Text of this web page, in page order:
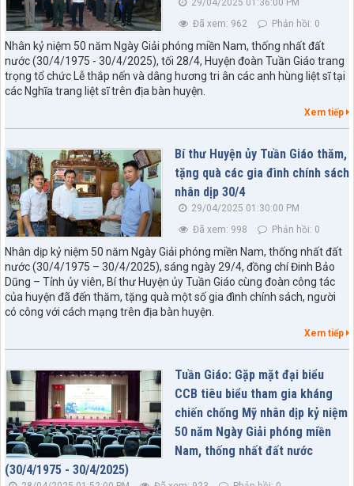
Đã xem: 962
Phản hồi: 0
Nhân kỷ niệm 50 năm Ngày Giải phóng miền Nam, thống nhất đất
nước (30/4/1975 - 30/4/2025), tối 28/4, Huyện đoàn Tuần Giáo trang
trọng tổ chức Lễ thắp nến và dâng hương tri ân các anh hùng liệt sĩ tại
các Nghĩa trang liệt sĩ trên địa bàn huyện.
Xem tiếp
Bí thư Huyện ủy Tuần Giáo thăm,
tặng quà các gia đình chính sách
nhân dịp 30/4
29/04/2025 01:30:00 PM
Đã xem: 998
Phản hồi: 0
Nhân dịp kỷ niệm 50 năm Ngày Giải phóng miền Nam, thống nhất đất
nước (30/4/1975 – 30/4/2025), sáng ngày 29/4, đồng chí Đinh Bảo
Dũng – Tỉnh ủy viên, Bí thư Huyện ủy Tuần Giáo cùng đoàn công tác
của huyện đã đến thăm, tặng quà một số gia đình chính sách, người
có công với cách mạng trên địa bàn huyện.
Xem tiếp
Tuần Giáo: Gặp mặt đại biểu
CCB tiêu biểu tham gia kháng
chiến chống Mỹ nhân dịp kỷ niệm
50 năm Ngày Giải phóng miền
Nam, thống nhất đất nước
(30/4/1975 - 30/4/2025)